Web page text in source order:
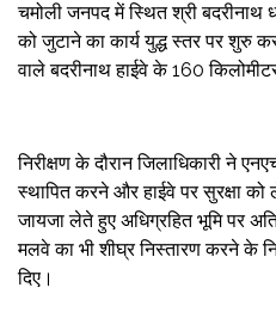
चमोली जनपद में स्थित श्री
को जुटाने का कार्य युद्ध स्तर पर शुरु
वाले बदरीनाथ हाईवे के 160
निरीक्षण के दौरान जिलाधिकारी ने
स्थापित करने और हाईवे पर सुरक्षा को
जायजा लेते हुए अधिग्रहित भूमि पर
मलवे का भी शीघ्र निस्तारण करने के
दिए।